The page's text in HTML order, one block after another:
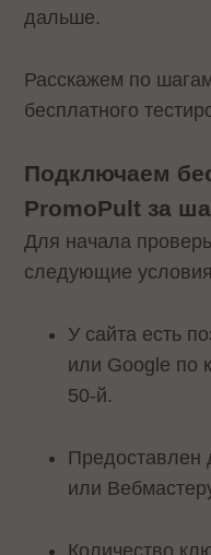
дальше.
Расскажем по
бесплатного
Подключаем
PromoPult за
Для начала
следующие
У сайта есть
или Google по
50-й.
Предоставлен
или
Количество